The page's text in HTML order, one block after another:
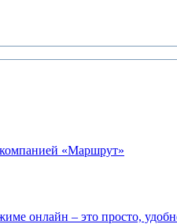
«Маршрут»
онлайн – это просто,